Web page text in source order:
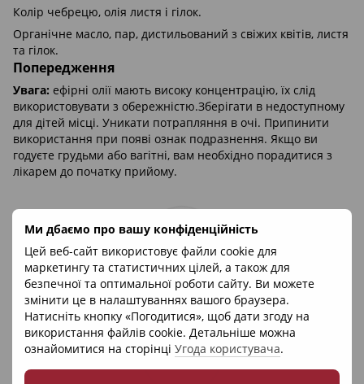
Ми дбаємо про вашу конфіденційність
Цей веб-сайт використовує файли cookie для
маркетингу та статистичних цілей, а також для
безпечної та оптимальної роботи сайту. Ви можете
змінити це в налаштуваннях вашого браузера.
Натисніть кнопку «Погодитися», щоб дати згоду на
використання файлів cookie. Детальніше можна
ознайомитися на сторінці Угода користувача.
Колір чебрецю, олія листя і гілок.
Органічне масло, пар, дистильований з свіжих квітів, листя
та гілок.
Попередження
Увага: ефірні олії мають високу концентрацію, їх слід
використовувати з обережністю.Зберігати в недоступному
для дітей місці. Уникати потрапляння в очі. Припинити
використання при появі ознак подразнення. Якщо ви
годуєте грудьми або вагітні, вам необхідно порадитися з
лікарем до початку прийому.